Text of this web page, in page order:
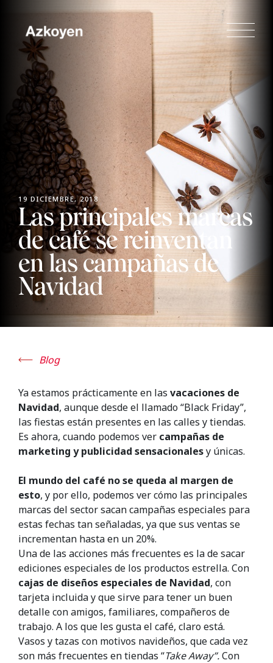
19 DICIEMBRE, 2018
Las principales marcas
de café se reinventan
en las campañas de
Navidad
Blog
Ya estamos prácticamente en las vacaciones de
Navidad, aunque desde el llamado “Black Friday”,
las fiestas están presentes en las calles y tiendas.
Es ahora, cuando podemos ver campañas de
marketing y publicidad sensacionalesy únicas.
El mundo del café no se queda al margen de
esto, y por ello, podemos ver cómo las principales
marcas del sector sacan campañas especiales para
estas fechas tan señaladas, ya que sus ventas se
incrementan hasta en un 20%.
Una de las acciones más frecuentes es la de sacar
ediciones especiales de los productos estrella. Con
cajas de diseños especiales de Navidad, con
tarjeta incluida y que sirve para tener un buen
detalle con amigos, familiares, compañeros de
trabajo. A los que les gusta el café, claro está.
Vasos y tazas con motivos navideños, que cada vez
son más frecuentes en tiendas “Take Away”.Con